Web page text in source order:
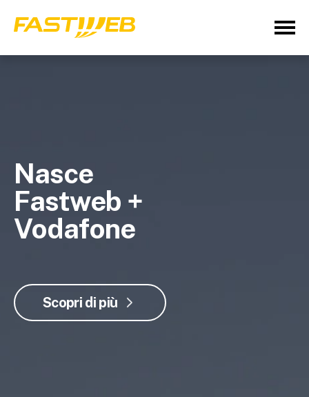
Nasce
Fastweb +
Vodafone
Scopri di più